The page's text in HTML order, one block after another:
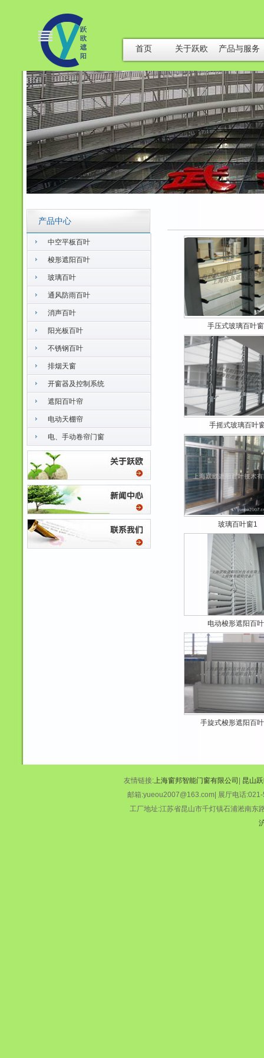
首页 关于跃欧 产品与服务
产品中心
中空平板百叶
梭形遮阳百叶
玻璃百叶
通风防雨百叶
消声百叶
阳光板百叶
不锈钢百叶
排烟天窗
开窗器及控制系统
遮阳百叶帘
电动天棚帘
电、手动卷帘门窗
手压式玻璃百叶
手摇式玻璃百叶
玻璃百叶窗1
电动梭形遮阳百
手旋式梭形遮阳百
友情链接:上海窗邦智能门窗有限公司
昆山
邮箱:yueou2007@163.com| 展厅电话
工厂地址:江苏省昆山市千灯镇石浦淞南